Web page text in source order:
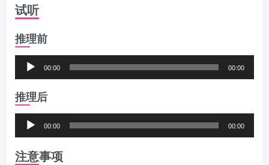
试听
推理前
频
播
放
器
00:00 00:00
推理后
频
播
00:00 00:00
注意事项